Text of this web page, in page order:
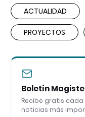
ACTUALIDAD
PROYECTOS
Boletín
Recibe gratis
noticias más